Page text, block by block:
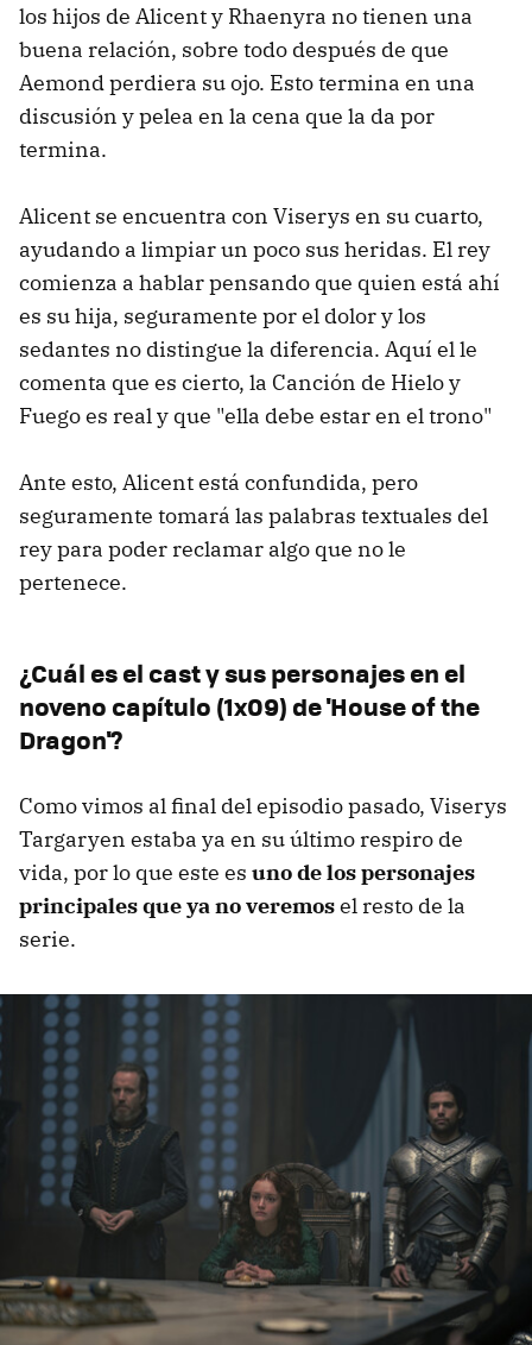
los hijos de Alicent y Rhaenyra no tienen una
buena relación, sobre todo después de que
Aemond perdiera su ojo. Esto termina en una
discusión y pelea en la cena que la da por
termina.
Alicent se encuentra con Viserys en su cuarto,
ayudando a limpiar un poco sus heridas. El rey
comienza a hablar pensando que quien está ahí
es su hija, seguramente por el dolor y los
sedantes no distingue la diferencia. Aquí el le
comenta que es cierto, la Canción de Hielo y
Fuego es real y que "ella debe estar en el trono"
Ante esto, Alicent está confundida, pero
seguramente tomará las palabras textuales del
rey para poder reclamar algo que no le
pertenece.
¿Cuál es el cast y sus personajes en el
noveno capítulo (1x09) de 'House of the
Dragon'?
Como vimos al final del episodio pasado, Viserys
Targaryen estaba ya en su último respiro de
vida, por lo que este es uno de los personajes
principales que ya no veremosel resto de la
serie.